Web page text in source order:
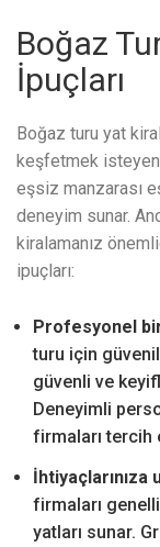
Boğaz
İpuçları
Boğaz turu yat
keşfetmek
eşsiz manzarası
deneyim sunar.
kiralamanız
ipuçları:
Profesyonel
turu için
güvenli ve
Deneyimli
firmaları tercih
İhtiyaçlarınıza
firmaları
yatları sunar.